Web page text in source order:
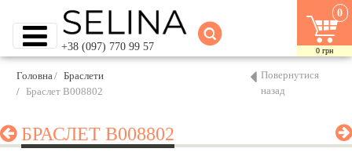
+38 (097) 770 99 57
0
0 грн
Головна
Браслети
Браслет B008802
Повернутися
назад
БРАСЛЕТ B008802